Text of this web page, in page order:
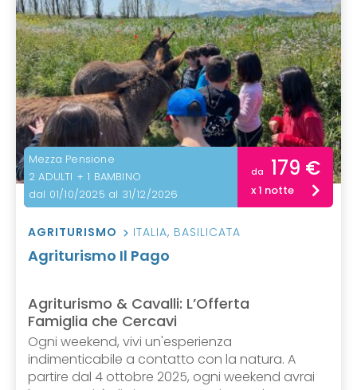
Mezza Pensione
2 ADULTI + 1 BAMBINO
dal 01/10/2025 al 31/12/2026
da 179 €
x 1 notte
AGRITURISMO ITALIA, BASILICATA
Agriturismo Il Pago
Agriturismo & Cavalli: L’Offerta
Famiglia che Cercavi
Ogni weekend, vivi un'esperienza
indimenticabile a contatto con la natura. A
partire dal 4 ottobre 2025, ogni weekend avrai